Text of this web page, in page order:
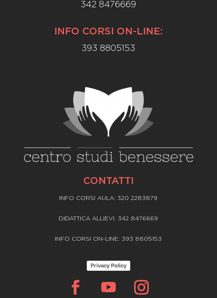
342 8476669
INFO CORSI ON-LINE:
393 8805153
CONTATTI
INFO CORSI AULA: 320 2283879
DIDATTICA ALLIEVI: 342 8476669
INFO CORSI ON-LINE: 393 8805153
Privacy Policy